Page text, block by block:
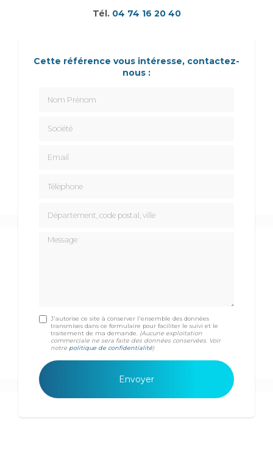
Tél. 04 74 16 20 40
Cette référence vous intéresse, contactez-
nous :
Message
J'autorise ce site à conserver l'ensemble des données
transmises dans ce formulaire pour faciliter le suivi et le
traitement de ma demande.
(Aucune exploitation
commerciale ne sera faite des données conservées. Voir
notre politique de confidentialité)